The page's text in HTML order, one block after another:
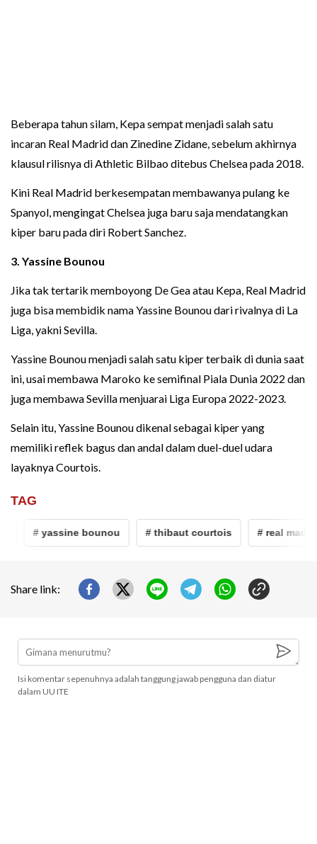
Beberapa tahun silam, Kepa sempat menjadi salah satu
incaran Real Madrid dan Zinedine Zidane, sebelum akhirnya
klausul rilisnya di Athletic Bilbao ditebus Chelsea pada 2018.
Kini Real Madrid berkesempatan membawanya pulang ke
Spanyol, mengingat Chelsea juga baru saja mendatangkan
kiper baru pada diri Robert Sanchez.
3. Yassine Bounou
Jika tak tertarik memboyong De Gea atau Kepa, Real Madrid
juga bisa membidik nama Yassine Bounou dari rivalnya di La
Liga, yakni Sevilla.
Yassine Bounou menjadi salah satu kiper terbaik di dunia saat
ini, usai membawa Maroko ke semifinal Piala Dunia 2022 dan
juga membawa Sevilla menjuarai Liga Europa 2022-2023.
Selain itu, Yassine Bounou dikenal sebagai kiper yang
memiliki reflek bagus dan andal dalam duel-duel udara
layaknya Courtois.
TAG
# yassine bounou # thibaut courtois # real madrid
Share link:
Isi komentar sepenuhnya adalah tanggung jawab pengguna dan diatur
dalam UU ITE